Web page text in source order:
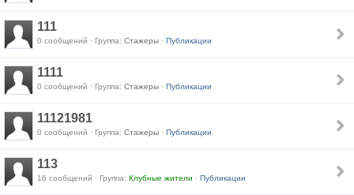
111
0 сообщений · Группа: Стажеры · Публикации
1111
0 сообщений · Группа: Стажеры · Публикации
11121981
0 сообщений · Группа: Стажеры · Публикации
113
16 сообщений · Группа: Клубные жители · Публикации